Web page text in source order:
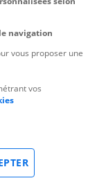
navigation
vous proposer une
vos